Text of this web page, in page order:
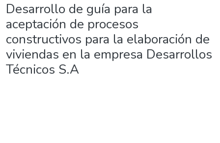
Desarrollo de guía para la
aceptación de procesos
constructivos para la elaboración de
viviendas en la empresa Desarrollos
Técnicos S.A